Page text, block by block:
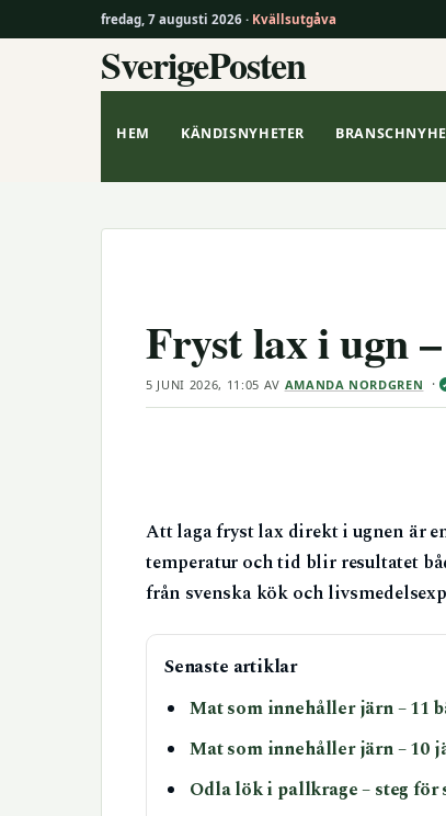
fredag, 7 augusti 2026 · Kvällsutgåva
SverigePosten
HEM KÄNDISNYHETER
Fryst lax i ugn
5 JUNI 2026, 11:05 AV AMANDA NORDGREN ·
Att laga fryst lax direkt i ugnen är
temperatur och tid blir resultatet
från svenska kök och
Senaste artiklar
Mat som innehåller järn – 11
Mat som innehåller järn – 10
Odla lök i pallkrage – steg